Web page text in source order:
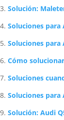
Solución:
Soluciones para
Soluciones
Cómo
Soluciones
Soluciones
Solución: Audi